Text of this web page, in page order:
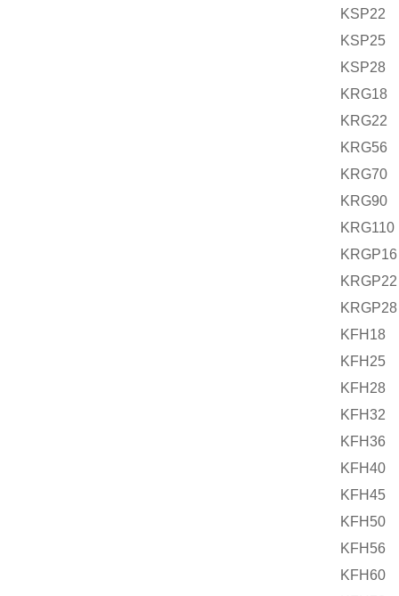
KSP22
KSP25
KSP28
KRG18
KRG22
KRG56
KRG70
KRG90
KRG110
KRGP16
KRGP22
KRGP28
KFH18
KFH25
KFH28
KFH32
KFH36
KFH40
KFH45
KFH50
KFH56
KFH60